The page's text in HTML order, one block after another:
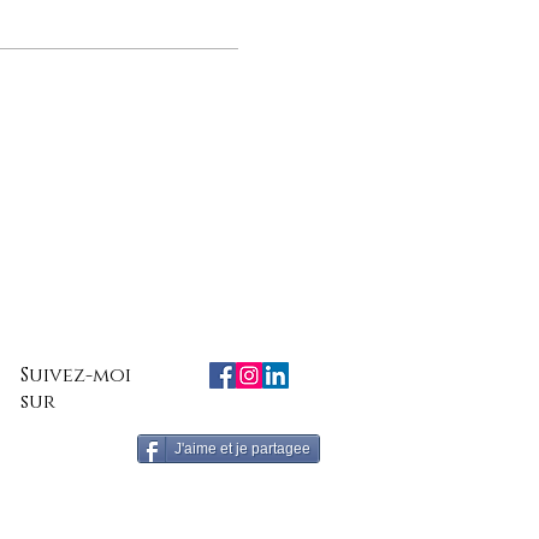
Suivez-moi
sur
J'aime et je partagee